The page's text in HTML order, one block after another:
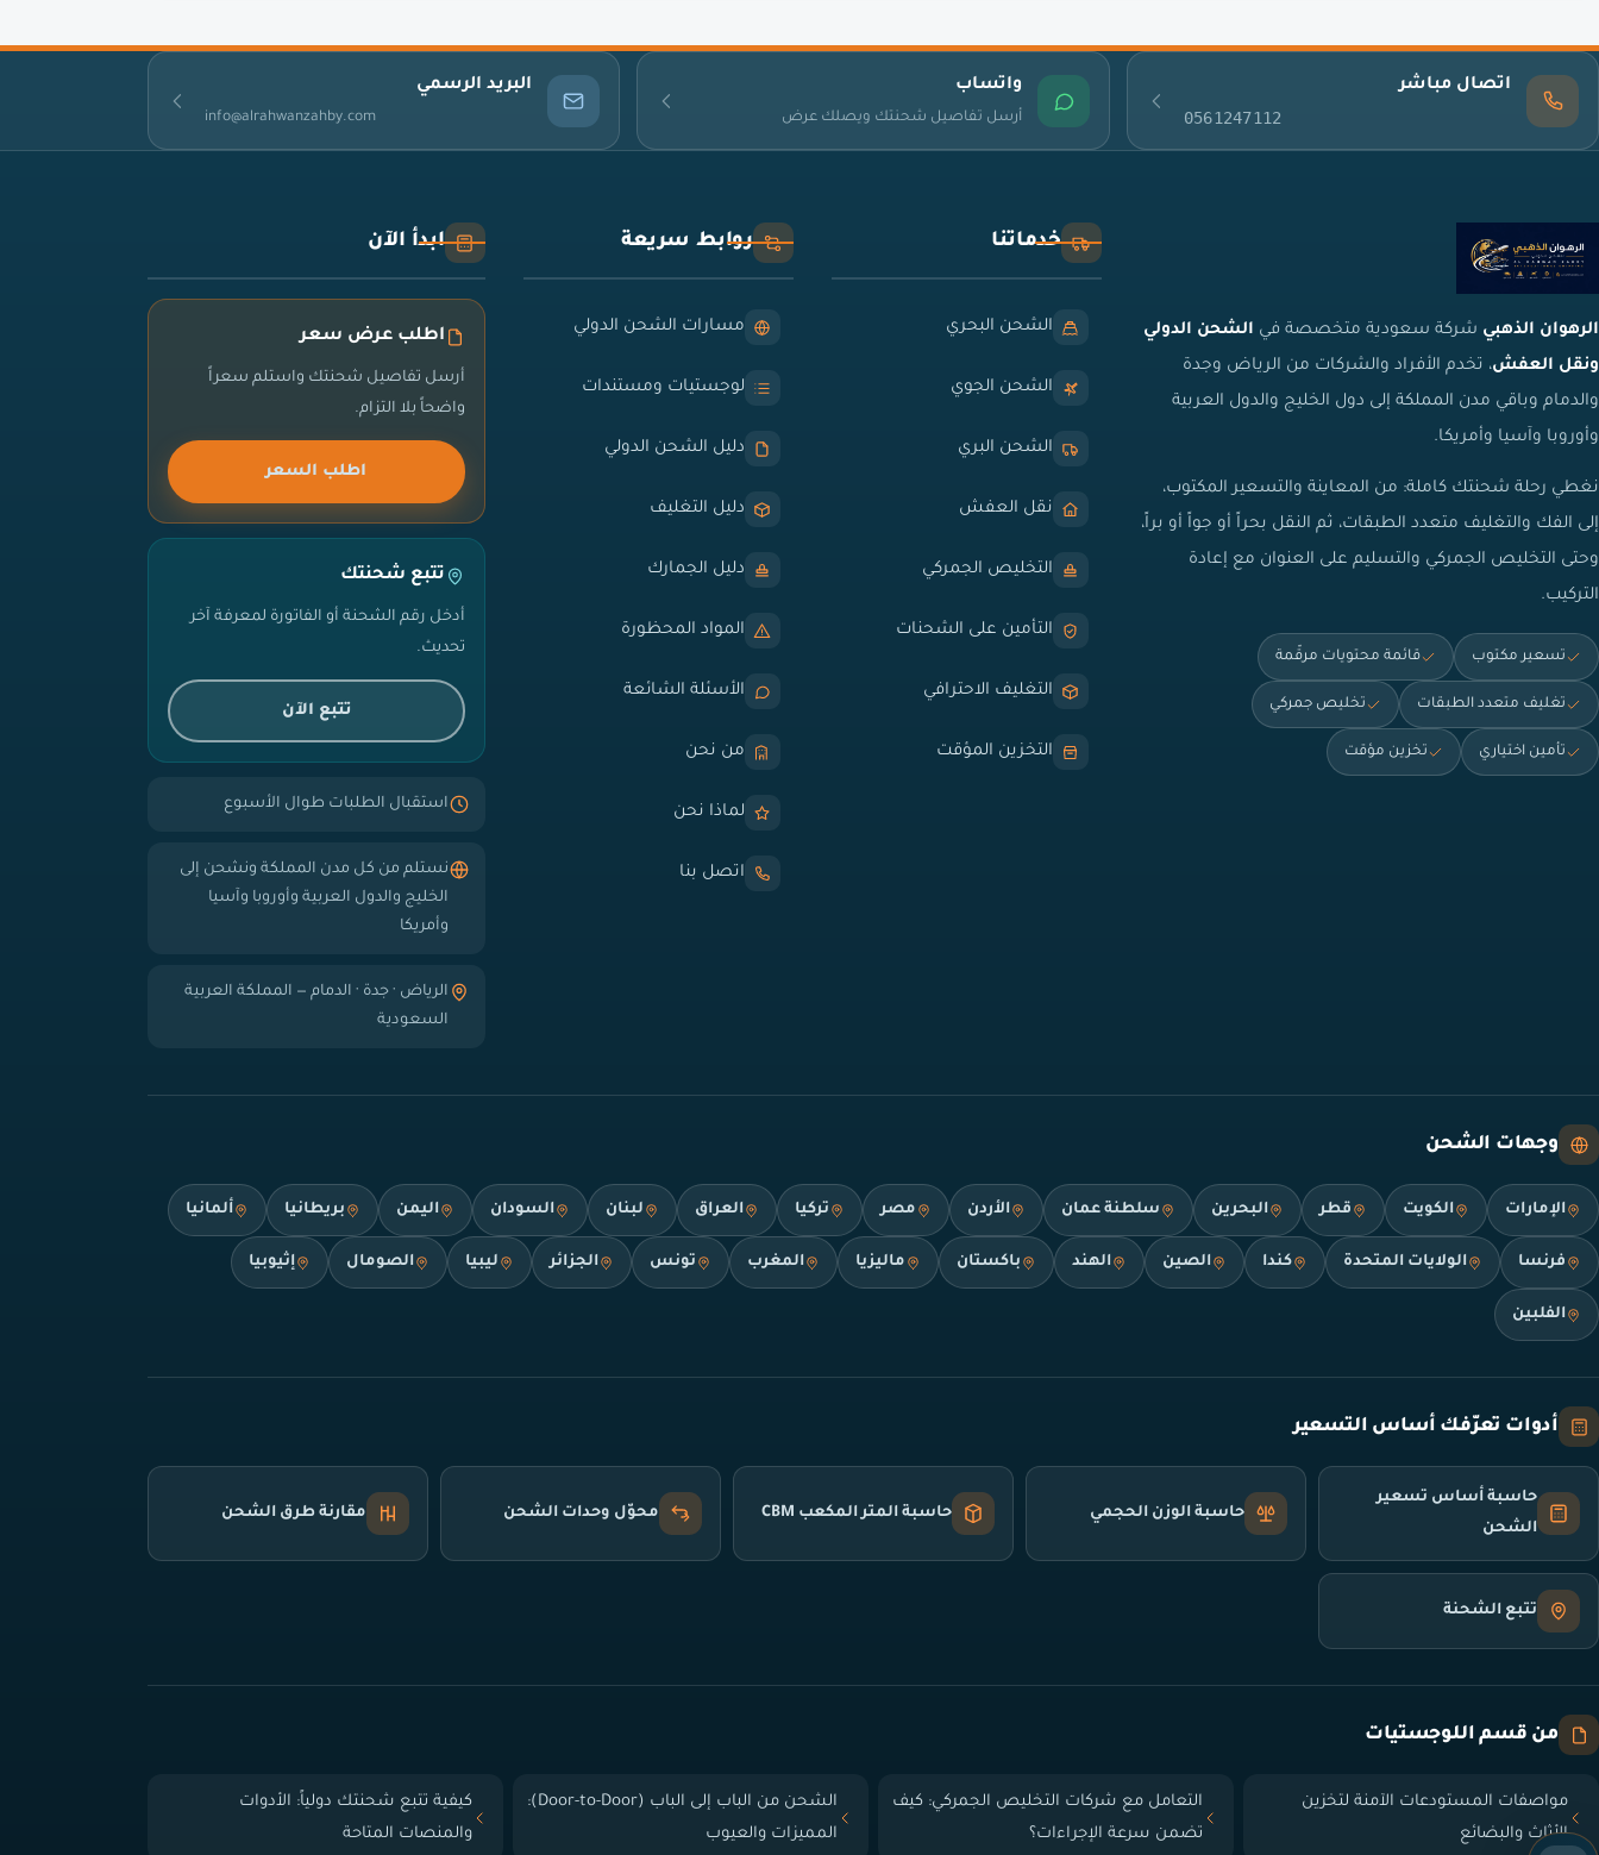
اتصال مباشر
0561247112
واتساب
أرسل تفاصيل شحنتك ويصلك عرض
البريد الرسمي
info@alrahwanzahby.com
الرهوان الذهبي شركة سعودية متخصصة في الشحن الدولي
ونقل العفش، تخدم الأفراد والشركات من الرياض وجدة
والدمام وباقي مدن المملكة إلى دول الخليج والدول العربية
وأوروبا وآسيا وأمريكا.
نغطي رحلة شحنتك كاملة: من المعاينة والتسعير المكتوب،
إلى الفك والتغليف متعدد الطبقات، ثم النقل بحراً أو جواً أو براً،
وحتى التخليص الجمركي والتسليم على العنوان مع إعادة
التركيب.
تسعير مكتوب قائمة محتويات مرقّمة
تغليف متعدد الطبقات تخليص جمركي
تأمين اختياري تخزين مؤقت
خدماتنا
الشحن البحري
الشحن الجوي
الشحن البري
نقل العفش
التخليص الجمركي
التأمين على الشحنات
التغليف الاحترافي
التخزين المؤقت
روابط سريعة
مسارات الشحن الدولي
لوجستيات ومستندات
دليل الشحن الدولي
دليل التغليف
دليل الجمارك
المواد المحظورة
الأسئلة الشائعة
من نحن
لماذا نحن
اتصل بنا
ابدأ الآن
اطلب عرض سعر
أرسل تفاصيل شحنتك واستلم سعراً
واضحاً بلا التزام.
اطلب السعر
تتبع شحنتك
أدخل رقم الشحنة أو الفاتورة لمعرفة آخر
تحديث.
تتبع الآن
استقبال الطلبات طوال الأسبوع
نستلم من كل مدن المملكة ونشحن إلى
الخليج والدول العربية وأوروبا وآسيا
وأمريكا
الرياض · جدة · الدمام — المملكة العربية
السعودية
وجهات الشحن
الإمارات الكويت قطر البحرين سلطنة عمان الأردن مصر تركيا العراق لبنان السودان اليمن بريطانيا ألمانيا
فرنسا الولايات المتحدة كندا الصين الهند باكستان ماليزيا المغرب تونس الجزائر ليبيا الصومال إثيوبيا
الفلبين
أدوات تعرّفك أساس التسعير
حاسبة أساس تسعير
الشحن
حاسبة الوزن الحجمي حاسبة المتر المكعب CBM محوّل وحدات الشحن مقارنة طرق الشحن
تتبع الشحنة
من قسم اللوجستيات
مواصفات المستودعات الآمنة لتخزين
الأثاث والبضائع
التعامل مع شركات التخليص الجمركي: كيف
تضمن سرعة الإجراءات؟
الشحن من الباب إلى الباب (Door-to-Door):
المميزات والعيوب
كيفية تتبع شحنتك دولياً: الأدوات
والمنصات المتاحة